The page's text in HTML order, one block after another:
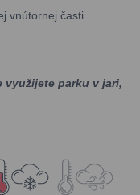
vnútornej časti
parku v jari,